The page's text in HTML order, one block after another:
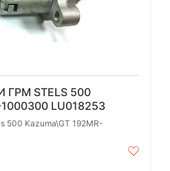
STELS 500
LU018253
500 Kazuma\GT 192MR-